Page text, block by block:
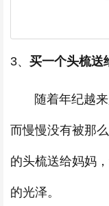
3、 买一个头梳送
随着年纪越来
而慢慢没有被那
的头梳送给妈妈
的光泽。